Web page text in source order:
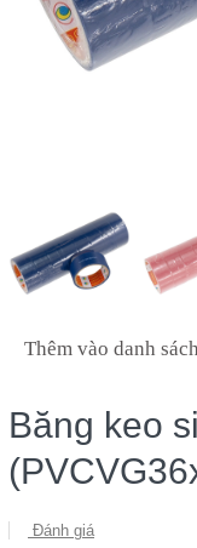
Thêm vào danh
Băng keo
Đánh giá